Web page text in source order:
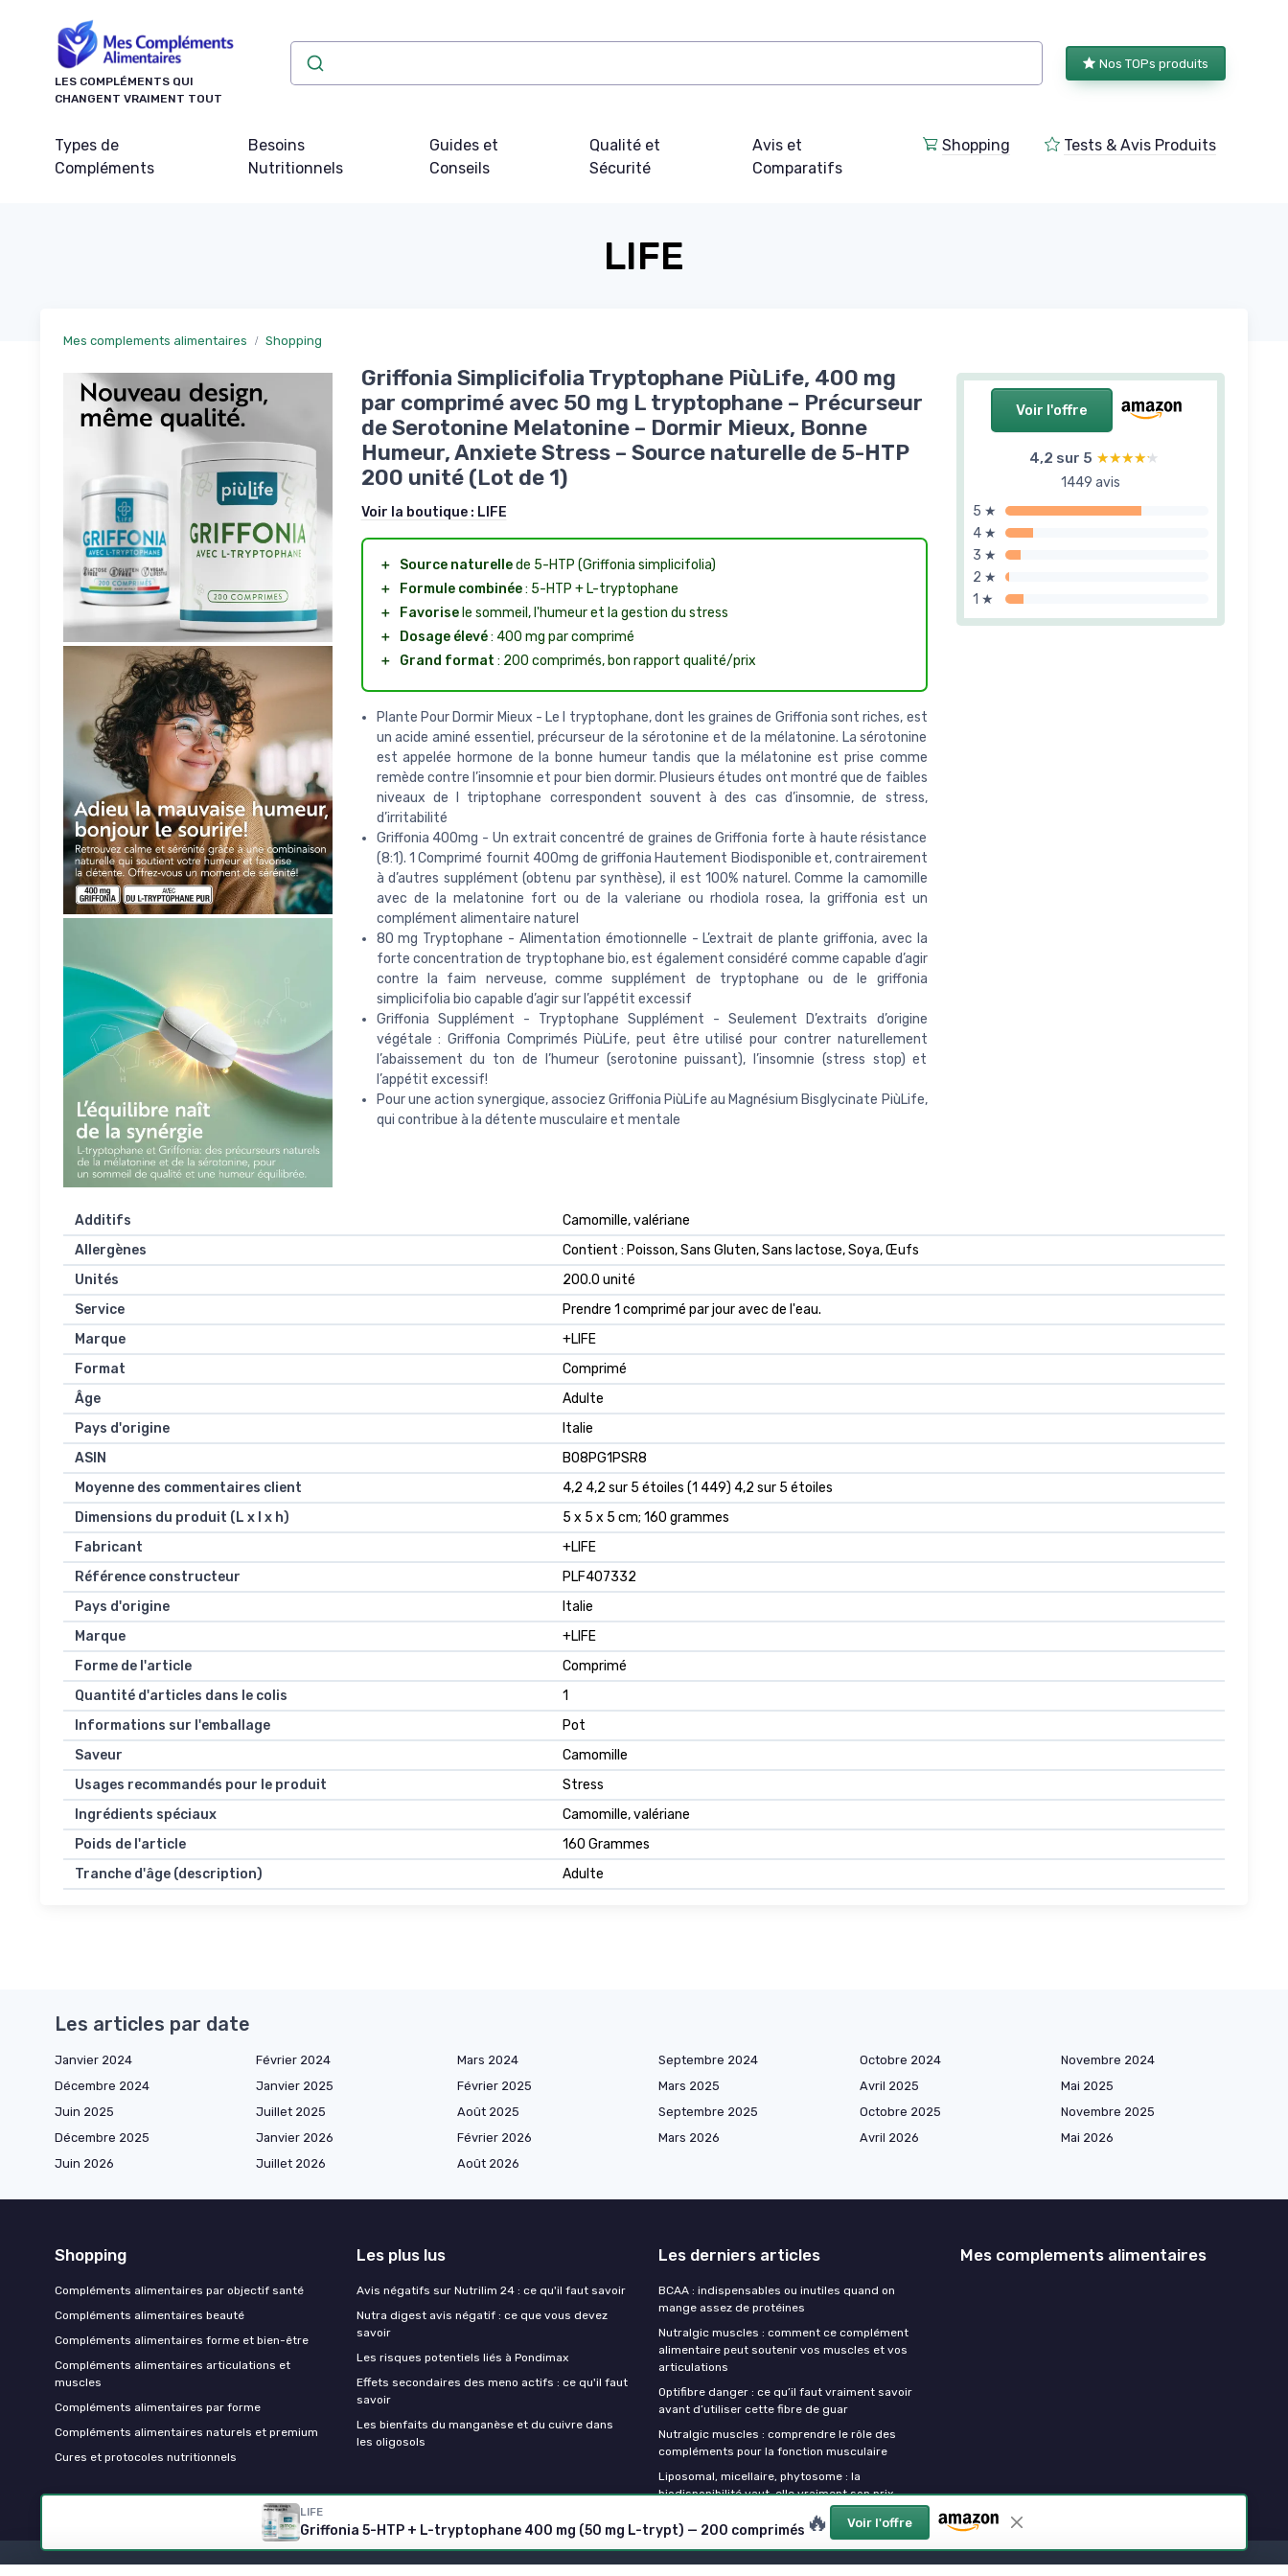
LES COMPLÉMENTS QUI
CHANGENT VRAIMENT TOUT
Nos TOPs produits
Types de
Compléments
Besoins
Nutritionnels
Guides et
Conseils
Qualité et
Sécurité
Avis et
Comparatifs
Shopping Tests & Avis Produits
LIFE
Mes complements alimentaires Shopping
Voir l'offre
4,2 sur 5 ★★★★★
★★★★★
1449 avis
5 ★
4 ★
3 ★
2 ★
1 ★
Griffonia Simplicifolia Tryptophane PiùLife, 400 mg
par comprimé avec 50 mg L tryptophane – Précurseur
de Serotonine Melatonine – Dormir Mieux, Bonne
Humeur, Anxiete Stress – Source naturelle de 5-HTP
200 unité (Lot de 1)
Voir la boutique : LIFE
＋ Source naturellede 5-HTP (Griffonia simplicifolia)
＋
Formule combinée: 5-HTP + L-tryptophane
＋
Favorisele sommeil, l'humeur et la gestion du stress
＋
Dosage élevé: 400 mg par comprimé
＋
Grand format : 200 comprimés, bon rapport qualité/prix
Plante Pour Dormir Mieux - Le l tryptophane, dont les graines de Griffonia sont riches, est
un acide aminé essentiel, précurseur de la sérotonine et de la mélatonine. La sérotonine
est appelée hormone de la bonne humeur tandis que la mélatonine est prise comme
remède contre l’insomnie et pour bien dormir. Plusieurs études ont montré que de faibles
niveaux de l triptophane correspondent souvent à des cas d’insomnie, de stress,
d’irritabilité
Griffonia 400mg - Un extrait concentré de graines de Griffonia forte à haute résistance
(8:1). 1 Comprimé fournit 400mg de griffonia Hautement Biodisponible et, contrairement
à d’autres supplément (obtenu par synthèse), il est 100% naturel. Comme la camomille
avec de la melatonine fort ou de la valeriane ou rhodiola rosea, la griffonia est un
complément alimentaire naturel
80 mg Tryptophane - Alimentation émotionnelle - L’extrait de plante griffonia, avec la
forte concentration de tryptophane bio, est également considéré comme capable d’agir
contre la faim nerveuse, comme supplément de tryptophane ou de le griffonia
simplicifolia bio capable d’agir sur l’appétit excessif
Griffonia Supplément - Tryptophane Supplément - Seulement D’extraits d’origine
végétale : Griffonia Comprimés PiùLife, peut être utilisé pour contrer naturellement
l’abaissement du ton de l’humeur (serotonine puissant), l’insomnie (stress stop) et
l’appétit excessif!
Pour une action synergique, associez Griffonia PiùLife au Magnésium Bisglycinate PiùLife,
qui contribue à la détente musculaire et mentale
Additifs
‎Camomille, valériane
Allergènes
‎Contient : Poisson, Sans Gluten, Sans lactose, Soya, Œufs
Unités
‎200.0 unité
Service
‎Prendre 1 comprimé par jour avec de l'eau.
Marque
‎+LIFE
Format
‎Comprimé
Âge
‎Adulte
Pays d'origine
‎Italie
ASIN
B08PG1PSR8
Moyenne des commentaires client
4,2 4,2 sur 5 étoiles (1 449) 4,2 sur 5 étoiles
Dimensions du produit (L x l x h)
5 x 5 x 5 cm; 160 grammes
Fabricant
+LIFE
Référence constructeur
PLF407332
Pays d'origine
Italie
Marque
+LIFE
Forme de l'article
Comprimé
Quantité d'articles dans le colis
1
Informations sur l'emballage
Pot
Saveur
Camomille
Usages recommandés pour le produit
Stress
Ingrédients spéciaux
Camomille, valériane
Poids de l'article
160 Grammes
Tranche d'âge (description)
Adulte
LIFE
Griffonia 5-HTP + L-tryptophane 400 mg (50 mg L-trypt) — 200 comprimés 🔥 Voir l'offre
Les articles par date
Janvier 2024 Février 2024 Mars 2024 Septembre 2024 Octobre 2024
Novembre 2024
Décembre 2024
Janvier 2025 Février 2025 Mars 2025 Avril 2025
Mai 2025
Juin 2025
Juillet 2025 Août 2025 Septembre 2025 Octobre 2025
Novembre 2025
Décembre 2025
Janvier 2026 Février 2026 Mars 2026 Avril 2026
Mai 2026
Juin 2026
Juillet 2026 Août 2026
Shopping
Compléments alimentaires par objectif santé
Compléments alimentaires beauté
Compléments alimentaires forme et bien-être
Compléments alimentaires articulations et
muscles
Compléments alimentaires par forme
Compléments alimentaires naturels et premium
Cures et protocoles nutritionnels
Les plus lus
Avis négatifs sur Nutrilim 24 : ce qu'il faut savoir
Nutra digest avis négatif : ce que vous devez
savoir
Les risques potentiels liés à Pondimax
Effets secondaires des meno actifs : ce qu'il faut
savoir
Les bienfaits du manganèse et du cuivre dans
les oligosols
Les derniers articles
BCAA : indispensables ou inutiles quand on
mange assez de protéines
Nutralgic muscles : comment ce complément
alimentaire peut soutenir vos muscles et vos
articulations
Optifibre danger : ce qu’il faut vraiment savoir
avant d’utiliser cette fibre de guar
Nutralgic muscles : comprendre le rôle des
compléments pour la fonction musculaire
Liposomal, micellaire, phytosome : la
biodisponibilité vaut-elle vraiment son prix
Mes complements alimentaires